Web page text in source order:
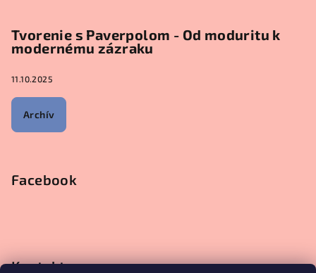
Tvorenie s Paverpolom - Od moduritu k
modernému zázraku
11.10.2025
Archív
Facebook
Kontakt